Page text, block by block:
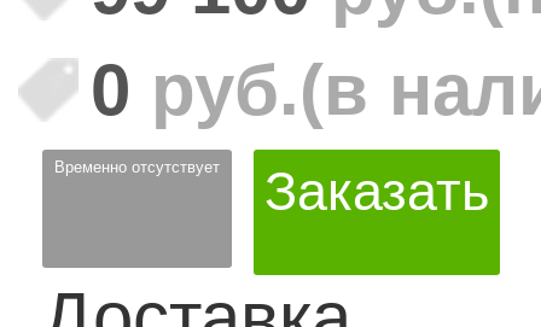
0 руб.(в
Временно отсутствует Заказать